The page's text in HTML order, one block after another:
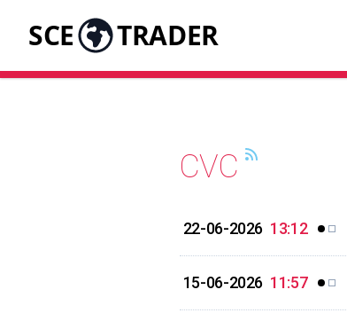
SCE TRADER
CVC
22-06-2026 13:12
15-06-2026 11:57